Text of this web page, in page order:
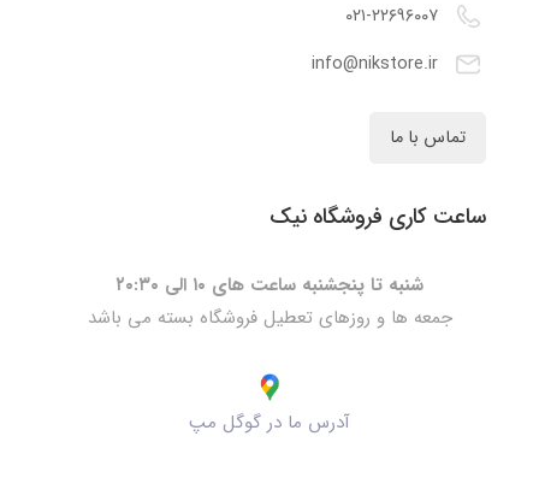
۰۲۱-۲۲۶۹۶۰۰۷
info@nikstore.ir
تماس با ما
ساعت کاری فروشگاه نیک
شنبه تا پنجشنبه ساعت های ۱۰ الی ۲۰:۳۰
جمعه ها و روزهای تعطیل فروشگاه بسته می باشد
آدرس ما در گوگل مپ